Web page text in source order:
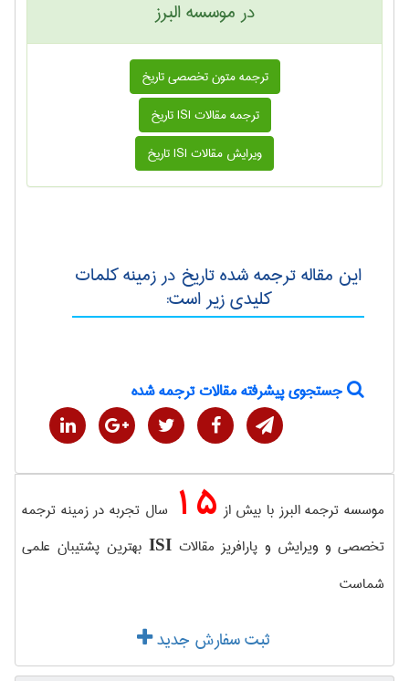
در موسسه البرز
ترجمه متون تخصصی تاريخ
ترجمه مقالات ISI تاريخ
ویرایش مقالات ISI تاريخ
این مقاله ترجمه شده تاريخ در زمینه کلمات
کلیدی زیر است:
جستجوی پیشرفته مقالات ترجمه شده
موسسه ترجمه البرز با بیش از 15 سال تجربه در زمینه ترجمه
تخصصی و ویرایش و پارافریز مقالاتISI بهترین پشتیبان علمی
شماست
ثبت سفارش جدید